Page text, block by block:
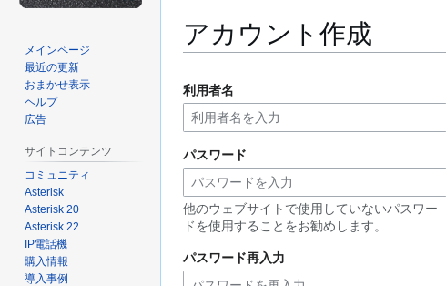
アカウント作成
ビ
ゲ
ー
シ
ン
に
移
動
索
に
移
動
利用者名
パスワード
他のウェブサイトで使用していないパスワー
ドを使用することをお勧めします。
パスワード再入力
メインページ
最近の更新
おまかせ表示
ヘルプ
広告
サイトコンテンツ
コミュニティ
Asterisk
Asterisk 20
Asterisk 22
IP電話機
購入情報
導入事例